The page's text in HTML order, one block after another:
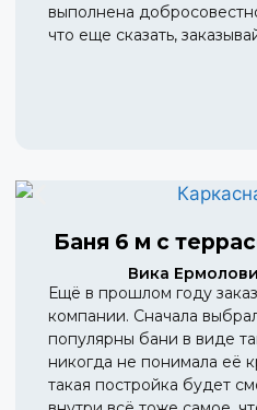
выполнена
что еще сказать,
Баня 6 м с
Вика
Ещё в прошлом году
компании. Сначала
популярны бани в виде
никогда не понимала её
такая постройка будет